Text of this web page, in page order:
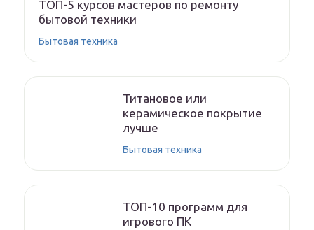
ТОП-5 курсов мастеров по ремонту
бытовой техники
Бытовая техника
Титановое или
керамическое покрытие
лучше
Бытовая техника
ТОП-10 программ для
игрового ПК